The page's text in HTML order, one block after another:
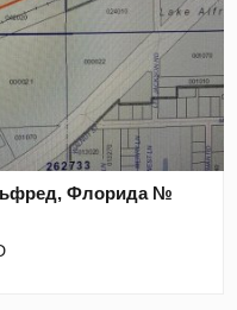
Флорида №